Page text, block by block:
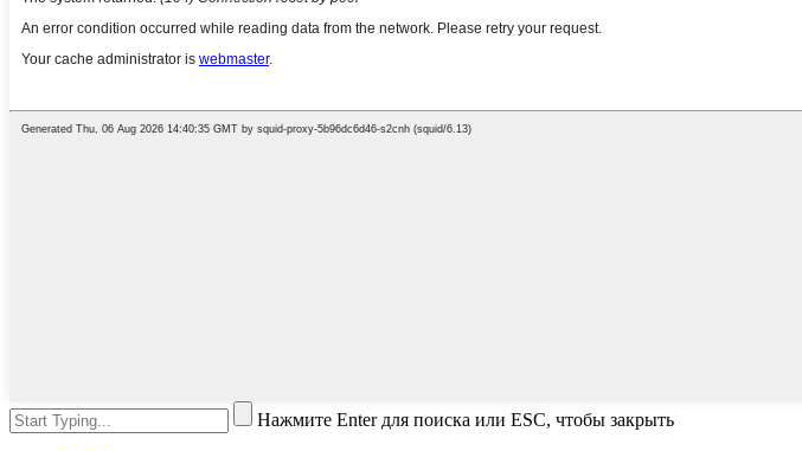
Нажмите Enter для поиска или ESC, чтобы закрыть